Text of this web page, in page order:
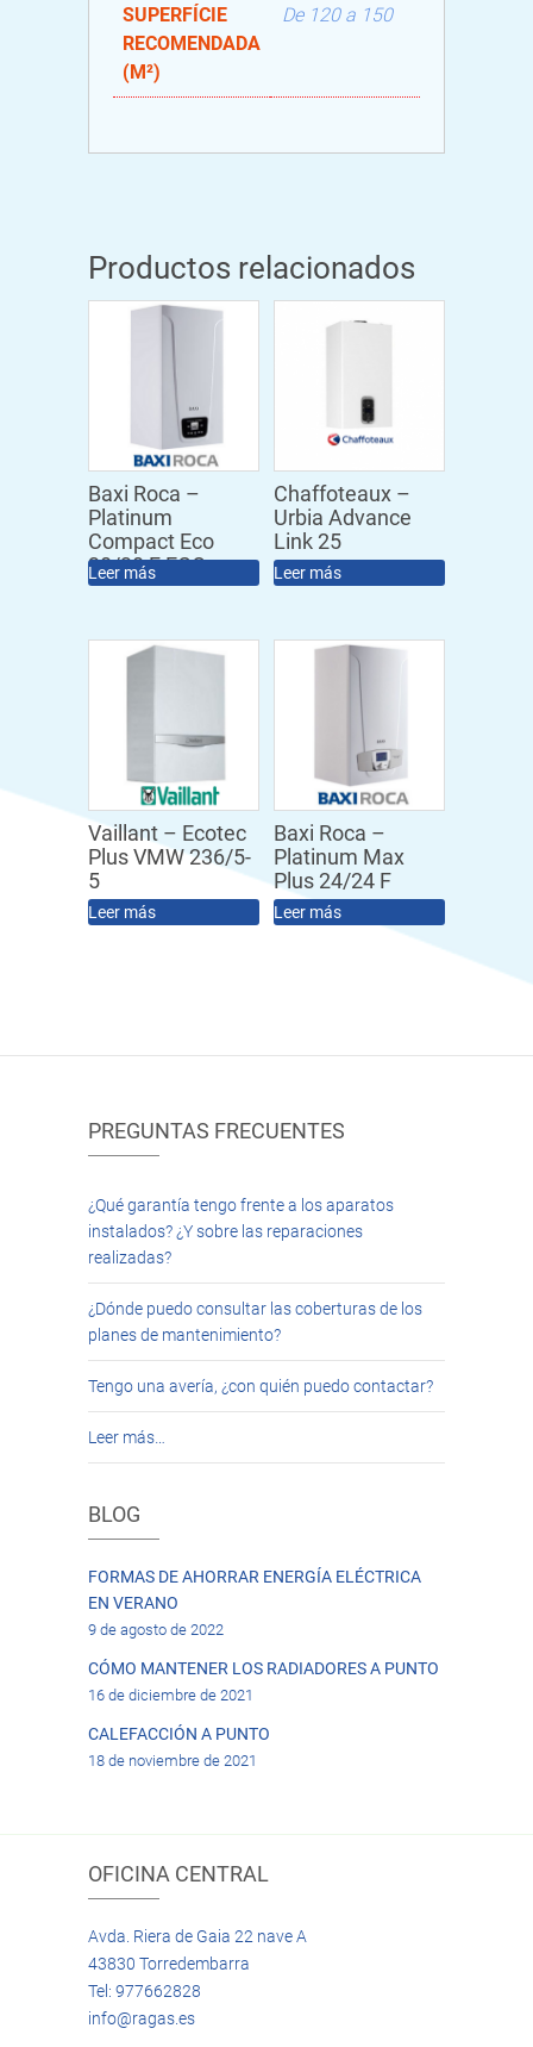
SUPERFÍCIE
RECOMENDADA
(M²)
De 120 a 150
Productos relacionados
Baxi Roca –
Platinum
Compact Eco
30/30 F ECO
Leer más
Chaffoteaux –
Urbia Advance
Link 25
Leer más
Vaillant – Ecotec
Plus VMW 236/5-
5
Leer más
Baxi Roca –
Platinum Max
Plus 24/24 F
Leer más
PREGUNTAS FRECUENTES
¿Qué garantía tengo frente a los aparatos
instalados? ¿Y sobre las reparaciones
realizadas?
¿Dónde puedo consultar las coberturas de los
planes de mantenimiento?
Tengo una avería, ¿con quién puedo contactar?
Leer más…
BLOG
FORMAS DE AHORRAR ENERGÍA ELÉCTRICA
EN VERANO
9 de agosto de 2022
CÓMO MANTENER LOS RADIADORES A PUNTO
16 de diciembre de 2021
CALEFACCIÓN A PUNTO
18 de noviembre de 2021
OFICINA CENTRAL
Avda. Riera de Gaia 22 nave A
43830 Torredembarra
Tel: 977662828
info@ragas.es